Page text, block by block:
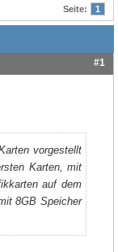
Seite: 1
#1
vorgestellt
Karten, mit
auf dem
8GB Speicher